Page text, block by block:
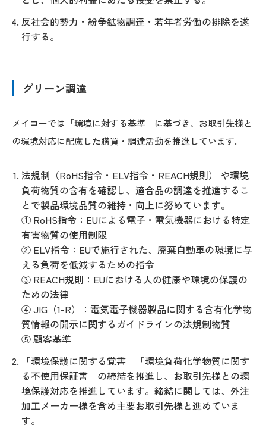
反社会的勢力・紛争鉱物調達・若年者労働の排除を遂
行する。
グリーン調達
メイコーでは「環境に対する基準」に基づき、お取引先様と
の環境対応に配慮した購買・調達活動を推進しています。
法規制（RoHS指令・ELV指令・REACH規則） や環境
負荷物質の含有を確認し、適合品の調達を推進するこ
とで製品環境品質の維持・向上に努めています。
① RoHS指令：EUによる電子・電気機器における特定
有害物質の使用制限
② ELV指令：EUで施行された、廃棄自動車の環境に与
える負荷を低減するための指令
③ REACH規則：EUにおける人の健康や環境の保護の
ための法律
④ JIG（1-R）：電気電子機器製品に関する含有化学物
質情報の開示に関するガイドラインの法規制物質
⑤ 顧客基準
「環境保護に関する覚書」「環境負荷化学物質に関す
る不使用保証書」の締結を推進し、お取引先様との環
境保護対応を推進しています。締結に関しては、外注
加工メーカー様を含め主要お取引先様と進めていま
す。